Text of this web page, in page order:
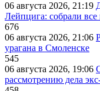
06 августа 2026, 21:19
Лейпцига: собрали все
676
06 августа 2026, 21:06
урагана в Смоленске
545
06 августа 2026, 19:06
рассмотрению дела